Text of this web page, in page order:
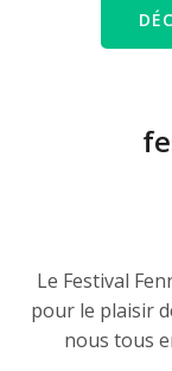
Le Festival
pour le plaisir
nous tous